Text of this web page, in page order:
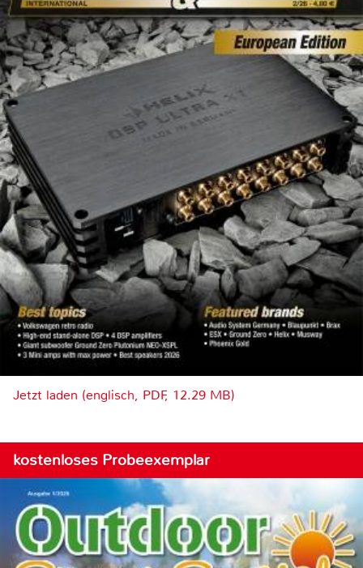
Jetzt laden (englisch, PDF, 12.29 MB)
kostenloses Probeexemplar